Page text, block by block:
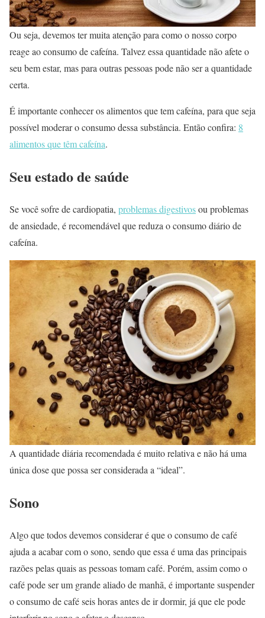
Ou seja, devemos ter muita atenção para como o nosso corpo
reage ao consumo de cafeína. Talvez essa quantidade não afete o
seu bem estar, mas para outras pessoas pode não ser a quantidade
certa.
É importante conhecer os alimentos que tem cafeína, para que seja
possível moderar o consumo dessa substância. Então confira: 8
alimentos que têm cafeína.
Seu estado de saúde
Se você sofre de cardiopatia, problemas digestivosou problemas
de ansiedade, é recomendável que reduza o consumo diário de
cafeína.
A quantidade diária recomendada é muito relativa e não há uma
única dose que possa ser considerada a “ideal”.
Sono
Algo que todos devemos considerar é que o consumo de café
ajuda a acabar com o sono, sendo que essa é uma das principais
razões pelas quais as pessoas tomam café. Porém, assim como o
café pode ser um grande aliado de manhã, é importante suspender
o consumo de café seis horas antes de ir dormir, já que ele pode